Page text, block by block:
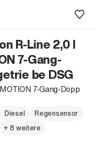
R-Line 2,0 l
7-Gang-
be DSG
7-Gang-Dopp
Diesel
Regensensor
+ 8 weitere